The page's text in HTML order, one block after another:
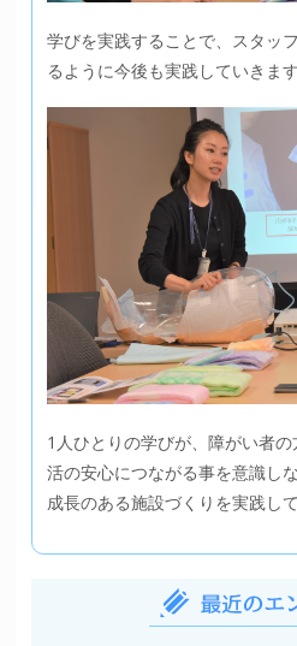
学びを実践することで、スタッ
るように今後も実践していきます
1人ひとりの学びが、障がい者
活の安心につながる事を意識し
成長のある施設づくりを実践して